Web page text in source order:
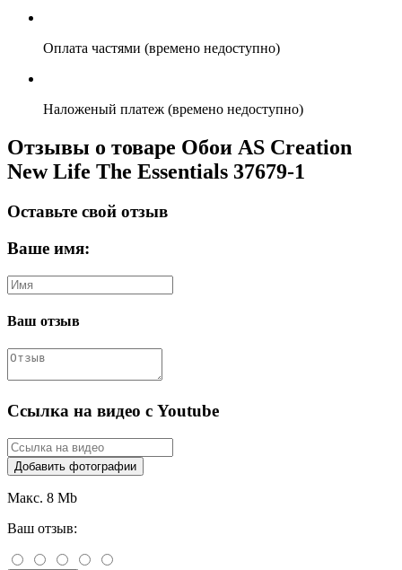
Оплата частями (времено недоступно)
Наложеный платеж (времено недоступно)
Отзывы о товаре Обои AS Creation
New Life The Essentials 37679-1
Оставьте свой отзыв
Ваше имя:
Ваш отзыв
Ссылка на видео с Youtube
Добавить фотографии
Макс. 8 Mb
Ваш отзыв: